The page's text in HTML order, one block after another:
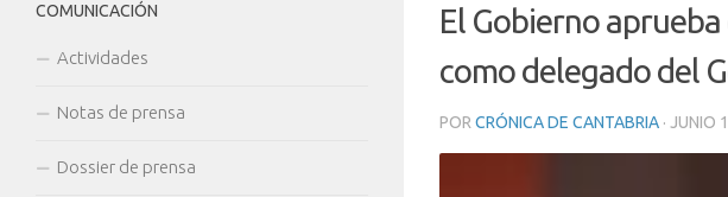
El Gobierno
como delegado del
POR CRÓNICA DE CANTABRIA · JUNIO
COMUNICACIÓN
Actividades
Notas de prensa
Dossier de prensa